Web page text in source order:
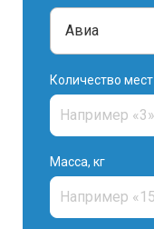
Количество мест
Масса, кг